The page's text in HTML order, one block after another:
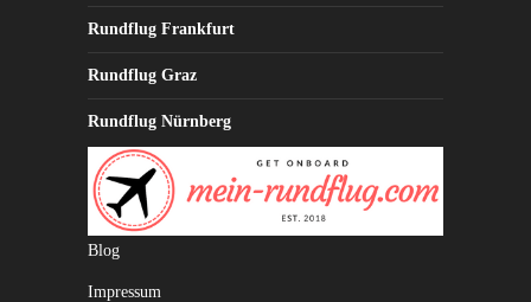
Rundflug Frankfurt
Rundflug Graz
Rundflug Nürnberg
Blog
Impressum